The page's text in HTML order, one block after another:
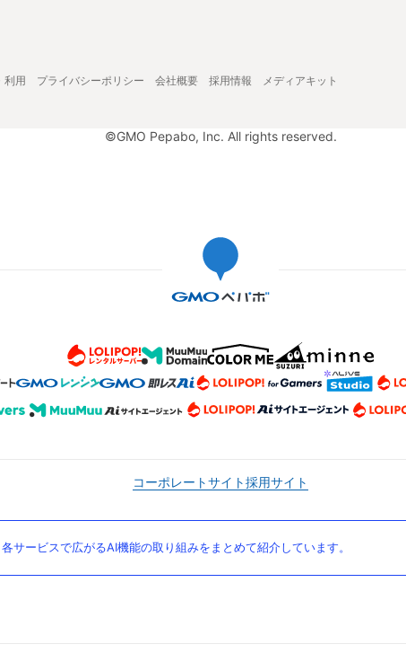
利用 プライバシーポリシー 会社概要 採用情報 メディアキット
©GMO Pepabo, Inc. All rights reserved.
コーポレートサイト採用サイト
サービスで広がるAI機能の取り組みをまとめて紹介しています。